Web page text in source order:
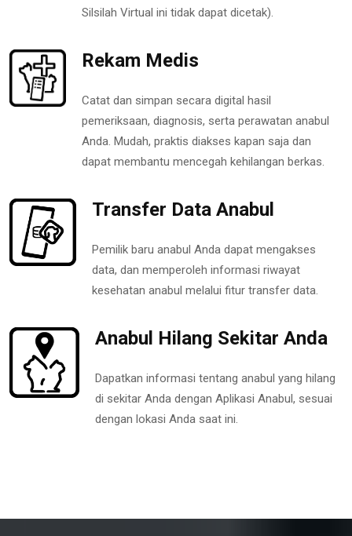
Silsilah Virtual ini tidak dapat dicetak).
Rekam Medis
Catat dan simpan secara digital hasil
pemeriksaan, diagnosis, serta perawatan anabul
Anda. Mudah, praktis diakses kapan saja dan
dapat membantu mencegah kehilangan berkas.
Transfer Data Anabul
Pemilik baru anabul Anda dapat mengakses
data, dan memperoleh informasi riwayat
kesehatan anabul melalui fitur transfer data.
Anabul Hilang Sekitar Anda
Dapatkan informasi tentang anabul yang hilang
di sekitar Anda dengan Aplikasi Anabul, sesuai
dengan lokasi Anda saat ini.